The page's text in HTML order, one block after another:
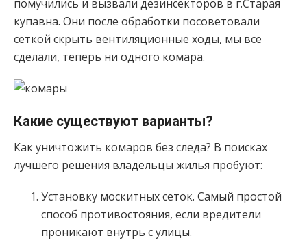
помучились и вызвали дезинсекторов в г.Старая
купавна. Они после обработки посоветовали
сеткой скрыть вентиляционные ходы, мы все
сделали, теперь ни одного комара.
Какие существуют варианты?
Как уничтожить комаров без следа? В поисках
лучшего решения владельцы жилья пробуют:
Установку москитных сеток. Самый простой
способ противостояния, если вредители
проникают внутрь с улицы.